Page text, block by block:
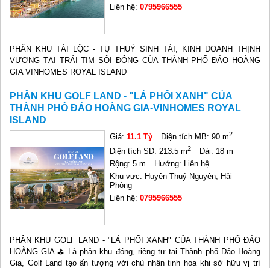
Liên hệ:0795966555
PHÂN KHU TÀI LỘC - TỤ THUỶ SINH TÀI, KINH DOANH THỊNH
VƯỢNG TẠI TRÁI TIM SÔI ĐỘNG CỦA THÀNH PHỐ ĐẢO HOÀNG
GIA VINHOMES ROYAL ISLAND
PHÂN KHU GOLF LAND - "LÁ PHỔI XANH" CỦA
THÀNH PHỐ ĐẢO HOÀNG GIA-VINHOMES ROYAL
ISLAND
Giá:11.1 Tỷ Diện tích MB: 90 m2
Diện tích SD: 213.5 m2
Dài: 18 m
Rộng: 5 m
Hướng: Liên hệ
Khu vực: Huyện Thuỷ Nguyên, Hải
Phòng
Liên hệ:0795966555
PHÂN KHU GOLF LAND - "LÁ PHỔI XANH" CỦA THÀNH PHỐ ĐẢO
HOÀNG GIA ⛳ Là phân khu đóng, riêng tư tại Thành phố Đảo Hoàng
Gia, Golf Land tạo ấn tượng với chủ nhân tinh hoa khi sở hữu vị trí